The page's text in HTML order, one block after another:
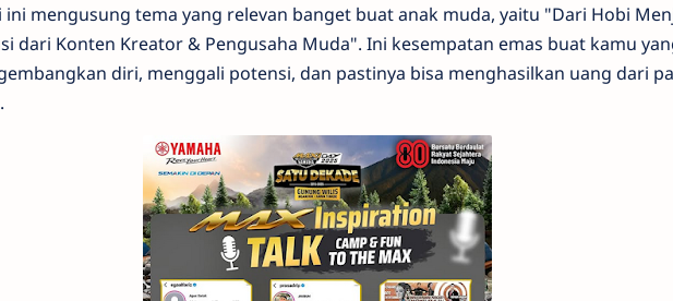
ini mengusung tema yang relevan banget buat anak muda, yaitu "Dari Hobi
dari Konten Kreator & Pengusaha Muda". Ini kesempatan emas buat kamu
diri, menggali potensi, dan pastinya bisa menghasilkan uang dari